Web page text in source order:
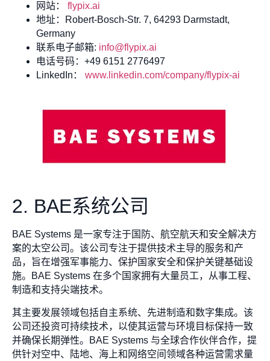
网站： flypix.ai
地址：Robert-Bosch-Str. 7, 64293 Darmstadt,
Germany
联系电子邮箱: info@flypix.ai
电话号码：+49 6151 2776497
LinkedIn： www.linkedin.com/company/flypix-ai
2. BAE系统公司
BAE Systems 是一家专注于国防、航空航天和安全解决方
案的太空公司。该公司专注于提供技术主导的服务和产
品，旨在增强军事能力、保护国家安全和保护关键基础设
施。BAE Systems 在多个国家拥有大量员工，从事工程、
制造和支持尖端技术。
其主要发展领域包括自主系统、先进制造和数字集成。该
公司还投资可持续技术，以使其运营与环境目标保持一致
并确保长期弹性。BAE Systems 与全球合作伙伴合作，提
供针对空中、陆地、海上和网络空间领域各种运营需求量